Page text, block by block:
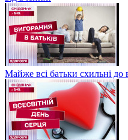
Майже всі батьки схильні